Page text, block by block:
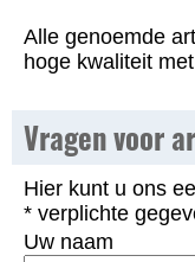
Alle genoemde
hoge kwaliteit
Vragen voor
Hier kunt u ons
* verplichte
Uw naam